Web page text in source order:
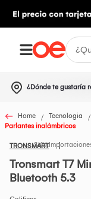
¿Dónde te gustaría
Home Tecnologia
Parlantes inalámbricos
TRONSMART
Tronsmart T7
Bluetooth 5.3